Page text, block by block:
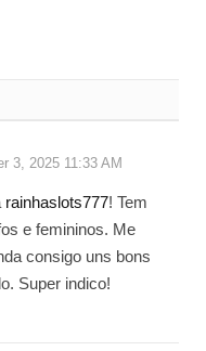
3, 2025 11:33 AM
rainhaslots777! Tem
e femininos. Me
consigo uns bons
Super indico!